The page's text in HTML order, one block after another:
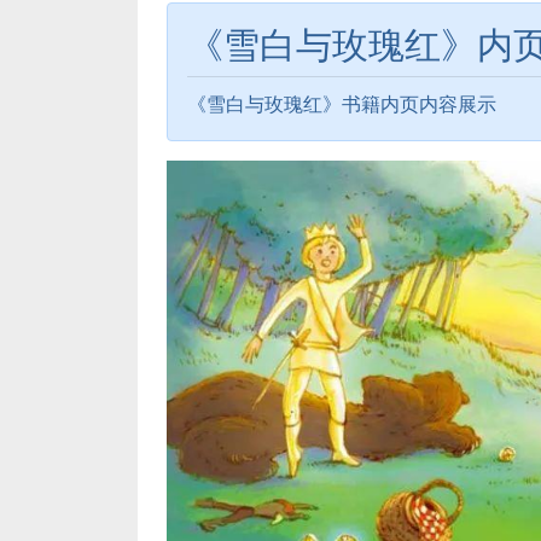
《雪白与玫瑰红》内
《雪白与玫瑰红》书籍内页内容展示